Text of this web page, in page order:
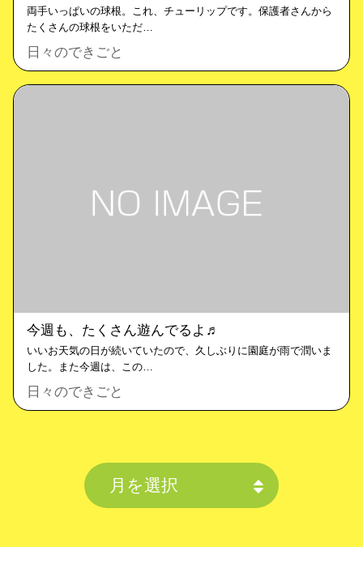
両手いっぱいの球根。これ、チューリップです。保護者さんから
たくさんの球根をいただ…
日々のできごと
今週も、たくさん遊んでるよ♬
いいお天気の日が続いていたので、久しぶりに園庭が雨で潤いま
した。また今週は、この…
日々のできごと